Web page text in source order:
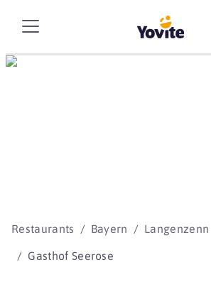
Restaurants Bayern Langenzenn
Gasthof Seerose